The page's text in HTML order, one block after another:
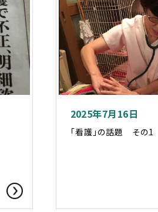
2025年7月16日
「看護」の話題 その1